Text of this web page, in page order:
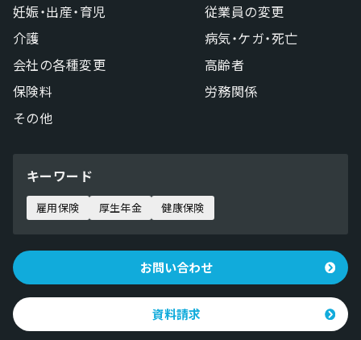
妊娠・出産・育児
従業員の変更
介護
病気・ケガ・死亡
会社の各種変更
高齢者
保険料
労務関係
その他
キーワード
雇用保険 厚生年金 健康保険
お問い合わせ
資料請求